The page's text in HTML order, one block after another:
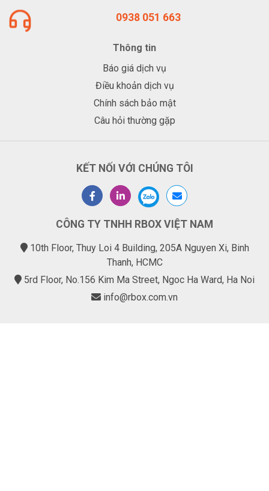
0938 051 663
Thông tin
Báo giá dịch vụ
Điều khoản dịch vụ
Chính sách bảo mật
Câu hỏi thường gặp
KẾT NỐI VỚI CHÚNG TÔI
CÔNG TY TNHH RBOX VIỆT NAM
10th Floor, Thuy Loi 4 Building, 205A Nguyen Xi, Binh
Thanh, HCMC
5rd Floor, No.156 Kim Ma Street, Ngoc Ha Ward, Ha Noi
info@rbox.com.vn